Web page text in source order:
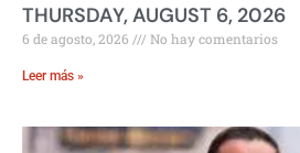
THURSDAY, AUGUST 6, 2026
6 de agosto, 2026 No hay comentarios
Leer más »